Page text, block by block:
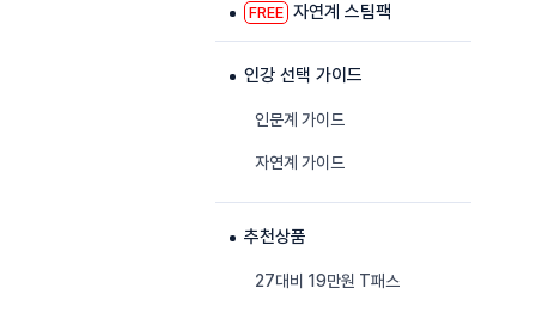
FREE 자연계 스팀팩
인강 선택 가이드
인문계 가이드
자연계 가이드
추천상품
27대비 19만원 T패스